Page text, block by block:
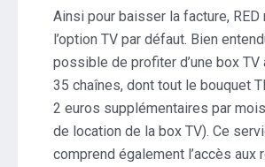
Ainsi pour baisser la facture, RED
l’option TV par défaut. Bien
possible de profiter d’une box TV
35 chaînes, dont tout le bouquet
2 euros supplémentaires par
de location de la box TV). Ce
comprend également l’accès aux